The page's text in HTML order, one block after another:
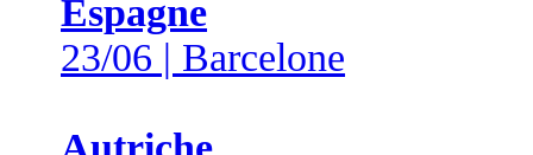
Espagne
23/06 | Barcelone